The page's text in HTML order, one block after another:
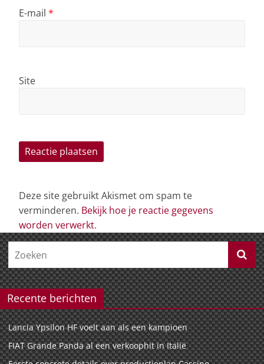
E-mail *
Site
Deze site gebruikt Akismet om spam te
verminderen. Bekijk hoe je reactie gegevens
worden verwerkt.
Recente berichten
Lancia Ypsilon HF voelt aan als een kampioen
FIAT Grande Panda al een verkoophit in Italië